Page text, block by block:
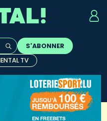
sont
S'ABONNER
TV